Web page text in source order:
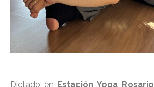
Dictado en Estación Yoga Rosario